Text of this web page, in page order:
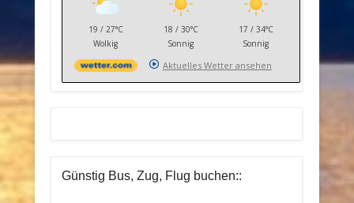
19 / 27°C
Wolkig
18 / 30°C
Sonnig
17 / 34°C
Sonnig
Aktuelles Wetter ansehen
Günstig Bus, Zug, Flug buchen::